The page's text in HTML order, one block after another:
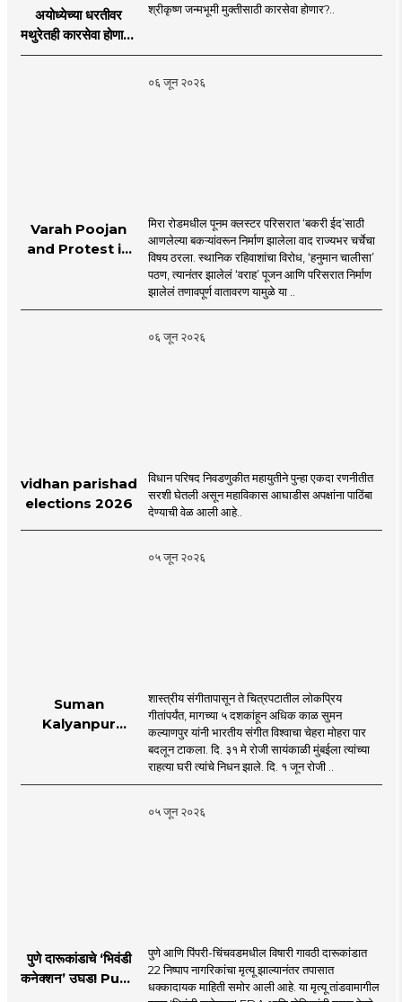
अयोध्येच्या धरतीवर
मथुरेतही कारसेवा होणार?
| Shri Krishna
श्रीकृष्ण जन्मभूमी मुक्तीसाठी कारसेवा होणार?..
०६ जून २०२६
Varah Poojan
and Protest in
Mira Road
मिरा रोडमधील पूनम क्लस्टर परिसरात ‘बकरी ईद’साठी
आणलेल्या बकऱ्यांवरून निर्माण झालेला वाद राज्यभर चर्चेचा
विषय ठरला. स्थानिक रहिवाशांचा विरोध, ‘हनुमान चालीसा’
पठण, त्यानंतर झालेलं ‘वराह’ पूजन आणि परिसरात निर्माण
झालेलं तणावपूर्ण वातावरण यामुळे या ..
०६ जून २०२६
vidhan parishad
elections 2026
विधान परिषद निवडणुकीत महायुतीने पुन्हा एकदा रणनीतीत
सरशी घेतली असून महाविकास आघाडीस अपक्षांना पाठिंबा
देण्याची वेळ आली आहे..
०५ जून २०२६
Suman
Kalyanpur
mumbai |
शास्त्रीय संगीतापासून ते चित्रपटातील लोकप्रिय
गीतांपर्यंत, मागच्या ५ दशकांहून अधिक काळ सुमन
कल्याणपुर यांनी भारतीय संगीत विश्वाचा चेहरा मोहरा पार
बदलून टाकला. दि. ३१ मे रोजी सायंकाळी मुंबईला त्यांच्या
राहत्या घरी त्यांचे निधन झाले. दि. १ जून रोजी ..
०५ जून २०२६
पुणे दारूकांडाचे ‘भिवंडी
कनेक्शन’ उघड! Pune
पुणे आणि पिंपरी-चिंचवडमधील विषारी गावठी दारूकांडात
22 निष्पाप नागरिकांचा मृत्यू झाल्यानंतर तपासात
धक्कादायक माहिती समोर आली आहे. या मृत्यू तांडवामागील